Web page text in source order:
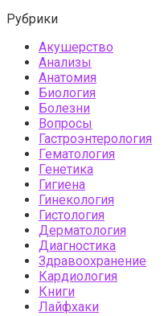
Рубрики
Акушерство
Анализы
Анатомия
Биология
Болезни
Вопросы
Гастроэнтерология
Гематология
Генетика
Гигиена
Гинекология
Гистология
Дерматология
Диагностика
Здравоохранение
Кардиология
Книги
Лайфхаки